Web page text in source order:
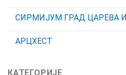
СИРМИЈУМ ГРАД ЦАРЕВА
АРЦХЕСТ
КАТЕГОРИЈЕ